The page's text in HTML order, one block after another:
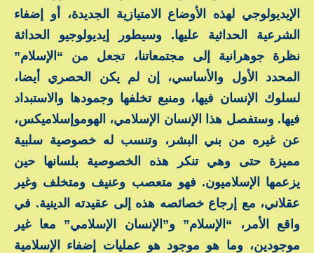
الإيديولوجي لهذه الأوضاع الامتيازية الجديدة، أو إضفاء
الشرعية الحداثية عليها. وسيطور إيديولوجيو الحداثة
نظرة جوهرانية إلى مجتمعاتنا، تجعل من “الإسلام”
المحدد الأول والأساسي، إن لم يكن الحصري أيضا،
لسلوك الإنسان فيها، ومنبع تخلفها وجمودها والاستبداد
فيها. وستفصل هذا الإنسان الإسلامي، الهوموإسلاميكس،
عن غيره من بني البشر، وتنسب له خصوصية سلبية
مميزة حتى وهي تنكر هذه الخصوصية بلسانها حين
يزعمها الإسلاميون. فهو متعصب وعنيف ومتخلف وغير
عقلاني، مع إرجاع خصائصه هذه إلى عقيدته الدينية. في
واقع الأمر، “الإسلام” و”الإنسان الإسلامي” معا غير
موجودين، وما هو موجود هو عمليات إضفاء الإسلامية